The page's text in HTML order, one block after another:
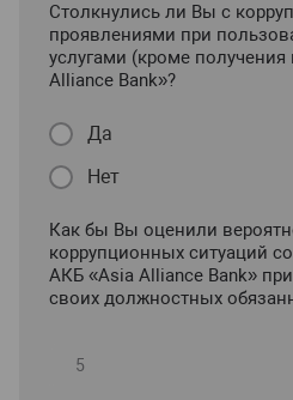
Столкнулись ли Вы с
проявлениями при
услугами (кроме
Alliance Bank»?
Да
Нет
Как бы Вы оценили
коррупционных ситуаций
АКБ «Asia Alliance Bank»
своих должностных